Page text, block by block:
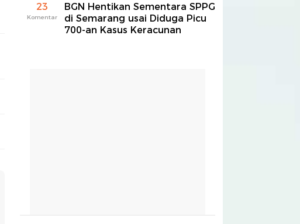
23
Komentar
BGN Hentikan Sementara SPPG
di Semarang usai Diduga Picu
700-an Kasus Keracunan